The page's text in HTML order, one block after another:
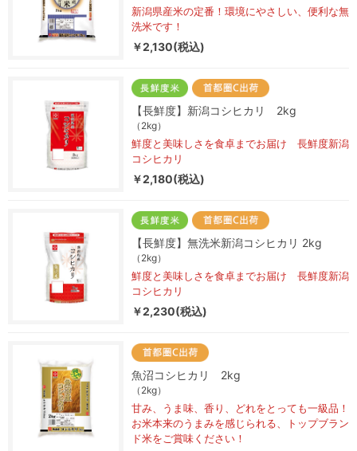
新潟県産米の定番！環境にやさしい、便利な無
洗米です！
￥2,130(税込)
【長鮮度】新潟コシヒカリ 2kg
（2kg）
鮮度と美味しさを食卓までお届け 長鮮度新潟
コシヒカリ
￥2,180(税込)
【長鮮度】無洗米新潟コシヒカリ 2kg
（2kg）
鮮度と美味しさを食卓までお届け 長鮮度新潟
コシヒカリ
￥2,230(税込)
魚沼コシヒカリ 2kg
（2kg）
甘み、うま味、香り、どれをとっても一級品！
お米本来のうまみを感じられる、トップブラン
ド米をご賞味ください！